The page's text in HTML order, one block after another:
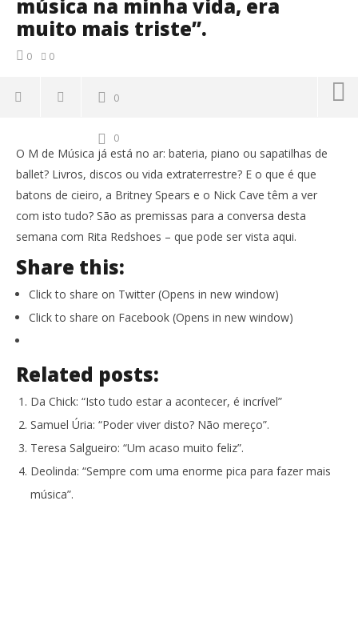
música na minha vida, era
muito mais triste”.
0 0
0
0
Rita Redshoes: “Se não existisse música na minha
vida, era muito mais triste”.
30
Novembro,
2016
Ventura
O M de Música já está no ar: bateria, piano ou sapatilhas de
ballet? Livros, discos ou vida extraterrestre? E o que é que
batons de cieiro, a Britney Spears e o Nick Cave têm a ver
com isto tudo? São as premissas para a conversa desta
semana com Rita Redshoes – que pode ser vista aqui.
Share this:
Click to share on Twitter (Opens in new window)
Click to share on Facebook (Opens in new window)
Related posts:
Da Chick: “Isto tudo estar a acontecer, é incrível”
Samuel Úria: “Poder viver disto? Não mereço”.
Teresa Salgueiro: “Um acaso muito feliz”.
Deolinda: “Sempre com uma enorme pica para fazer mais
música”.